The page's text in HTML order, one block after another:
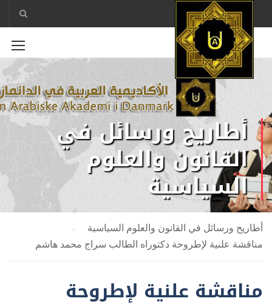
أطاريح ورسائل في
القانون والعلوم
السياسية
أطاريح ورسائل في القانون والعلوم السياسية
مناقشة علنية لإطروحة دكتوراه الطالب سراج محمد هاشم
مناقشة علنية لإطروحة